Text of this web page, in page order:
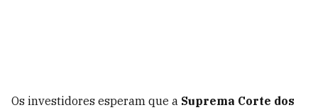
Os investidores esperam que a Suprema Corte dos